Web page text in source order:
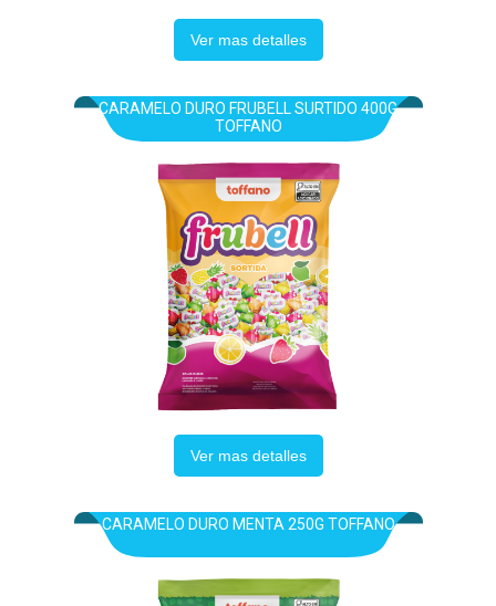
Ver mas detalles
CARAMELO DURO FRUBELL SURTIDO 400G
TOFFANO
Ver mas detalles
CARAMELO DURO MENTA 250G TOFFANO